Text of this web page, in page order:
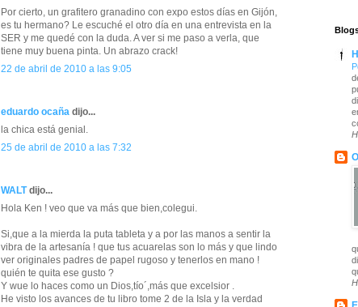
Por cierto, un grafitero granadino con expo estos días en Gijón,
es tu hermano? Le escuché el otro día en una entrevista en la
SER y me quedé con la duda. A ver si me paso a verla, que
tiene muy buena pinta. Un abrazo crack!
22 de abril de 2010 a las 9:05
eduardo ocaña dijo...
la chica está genial.
25 de abril de 2010 a las 7:32
WALTdijo...
Hola Ken ! veo que va más que bien,colegui.
Si,que a la mierda la puta tableta y a por las manos a sentir la
vibra de la artesanía ! que tus acuarelas son lo más y que lindo
ver originales padres de papel rugoso y tenerlos en mano !
quién te quita ese gusto ?
Y wue lo haces como un Dios,tío´,más que excelsior .
He visto los avances de tu libro tome 2 de la Isla y la verdad